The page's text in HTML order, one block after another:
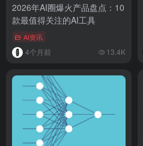
2026年AI圈爆火产品盘点：10
款最值得关注的AI工具
AI资讯
4个月前 13.4K